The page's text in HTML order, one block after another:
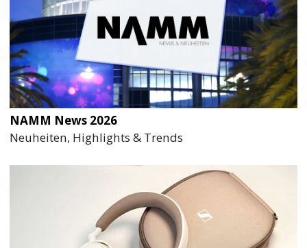
NAMM News 2026
Neuheiten, Highlights & Trends